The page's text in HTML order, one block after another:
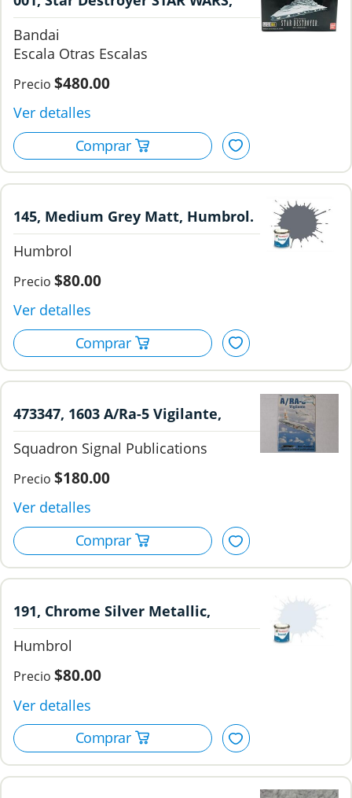
Bandai.
Bandai
Otras Escalas
$480.00
145, Medium Grey Matt, Humbrol.
Humbrol
$80.00
473347, 1603 A/Ra-5 Vigilante,
Squadron Signal Publications.
Squadron Signal Publications
$180.00
191, Chrome Silver Metallic,
Humbrol.
Humbrol
$80.00